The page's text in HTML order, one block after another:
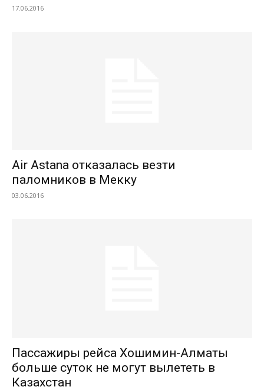
17.06.2016
Air Astana отказалась везти
паломников в Мекку
03.06.2016
Пассажиры рейса Хошимин-Алматы
больше суток не могут вылететь в
Казахстан